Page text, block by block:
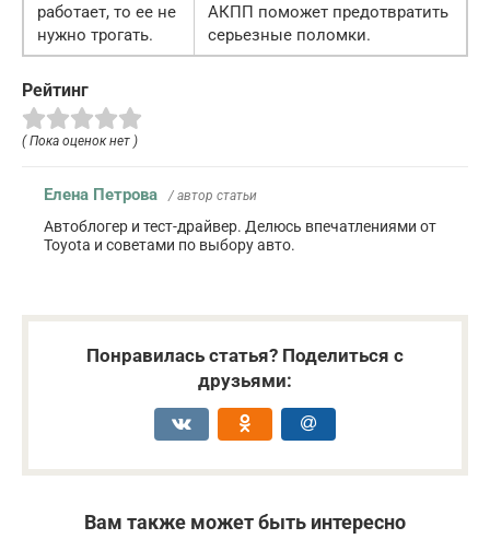
работает, то ее не
нужно трогать.
АКПП поможет предотвратить
серьезные поломки.
Рейтинг
( Пока оценок нет )
Елена Петрова / автор статьи
Автоблогер и тест-драйвер. Делюсь впечатлениями от
Toyota и советами по выбору авто.
Понравилась статья? Поделиться с
друзьями:
Вам также может быть интересно